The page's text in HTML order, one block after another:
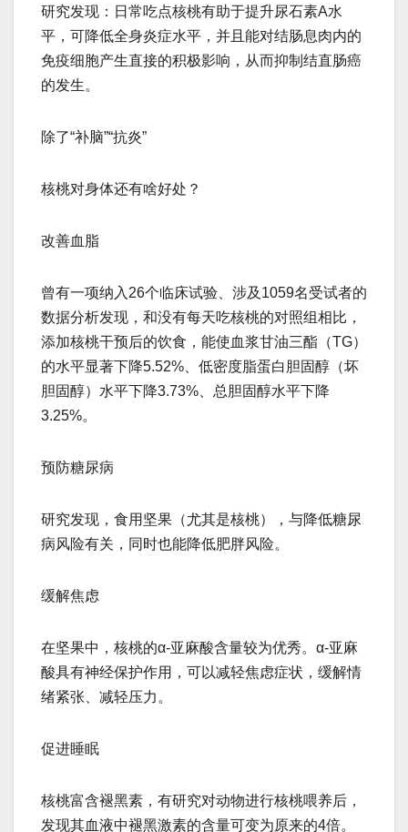
研究发现：日常吃点核桃有助于提升尿石素A水
平，可降低全身炎症水平，并且能对结肠息肉内的
免疫细胞产生直接的积极影响，从而抑制结直肠癌
的发生。
除了“补脑”“抗炎”
核桃对身体还有啥好处？
改善血脂
曾有一项纳入26个临床试验、涉及1059名受试者的
数据分析发现，和没有每天吃核桃的对照组相比，
添加核桃干预后的饮食，能使血浆甘油三酯（TG）
的水平显著下降5.52%、低密度脂蛋白胆固醇（坏
胆固醇）水平下降3.73%、总胆固醇水平下降
3.25%。
预防糖尿病
研究发现，食用坚果（尤其是核桃），与降低糖尿
病风险有关，同时也能降低肥胖风险。
缓解焦虑
在坚果中，核桃的α-亚麻酸含量较为优秀。α-亚麻
酸具有神经保护作用，可以减轻焦虑症状，缓解情
绪紧张、减轻压力。
促进睡眠
核桃富含褪黑素，有研究对动物进行核桃喂养后，
发现其血液中褪黑激素的含量可变为原来的4倍。